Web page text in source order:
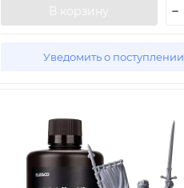
В корзину
Уведомить о поступлении